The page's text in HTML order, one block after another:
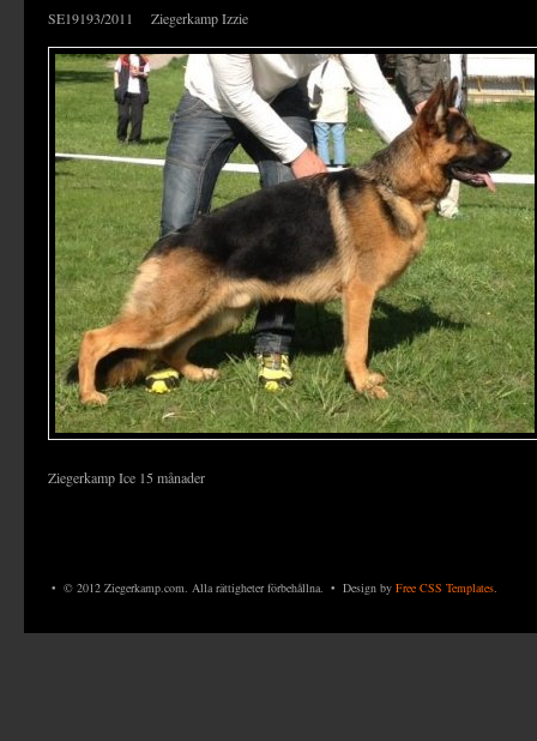
SE19193/2011 Ziegerkamp Izzie
Ziegerkamp Ice 15 månader
• © 2012 Ziegerkamp.com. Alla rättigheter förbehållna. • Design by Free CSS Templates.